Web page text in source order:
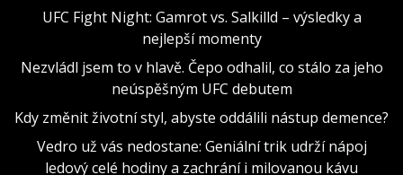
UFC Fight Night: Gamrot vs. Salkilld – výsledky a
nejlepší momenty
Nezvládl jsem to v hlavě. Čepo odhalil, co stálo za jeho
neúspěšným UFC debutem
Kdy změnit životní styl, abyste oddálili nástup demence?
Vedro už vás nedostane: Geniální trik udrží nápoj
ledový celé hodiny a zachrání i milovanou kávu